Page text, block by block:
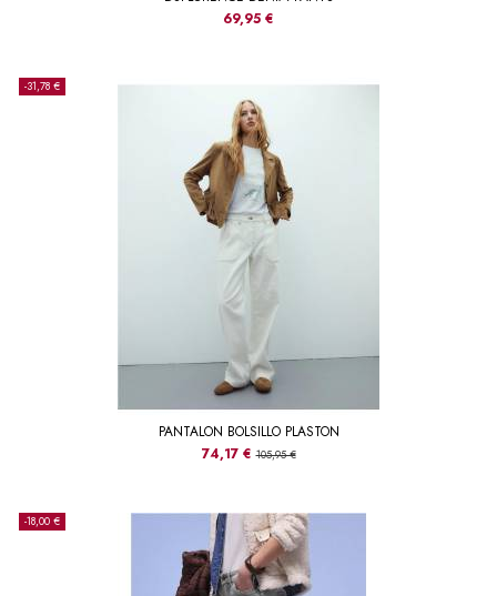
69,95 €
-31,78 €
PANTALON BOLSILLO PLASTON
74,17 € 105,95 €
-18,00 €